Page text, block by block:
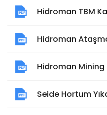
Hidroman TBM
Hidroman
Hidroman
Seide Hortum